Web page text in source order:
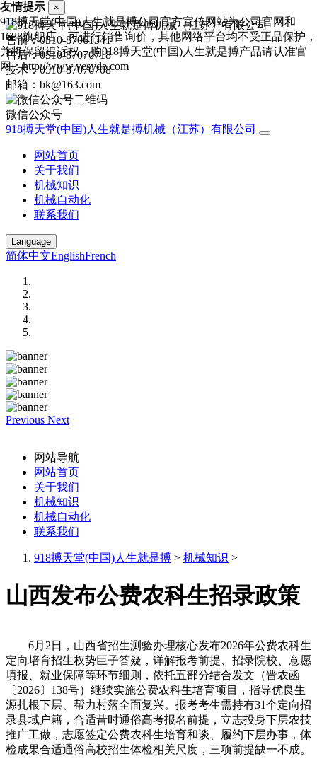
售前：0510-87061341
售后：0510-87076718
技术：0510-87076708
邮箱：bk@163.com
微信公众号
918搏天堂(中国)人生就是搏机械（江苏）有限公司
网站首页
关于我们
机械知识
机械自动化
联系我们
Language
简体中文EnglishFrench
Previous Next
网站导航
网站首页
关于我们
机械知识
机械自动化
联系我们
918搏天堂(中国)人生就是搏 > 机械知识 >
山西发布公费农科生招录政策
6月2日，山西省招生测验办理核心发布2026年公费农科生
定向培育招生权势巨子答疑，详解报考前提、招录院校、意愿
填报、就业保障等环节细则，依托五部分结合发文（晋农函
〔2026〕138号）继续实施公费农科生培育项目，指导优良生
源扎根下层、帮力村落全面复兴。报考考生需持有31个定向招
录县域户籍，合适昔时通俗高考报名前提，立志投身下层农技
推广工做，志愿签定公费农科生培育和谈、履约下层办事，体
检成果合适通俗高校招生体检相关尺度，三项前提缺一不成。
友情提示 ×
918搏天堂(中国)人生就是搏公司官方宣传网站为公司官网和
1688旗舰店，可进行销售询价，其他网络平台均不受正品保护，
并将保留追诉权，购918搏天堂(中国)人生就是搏产品请认准官
网：http://www.vesyde.com